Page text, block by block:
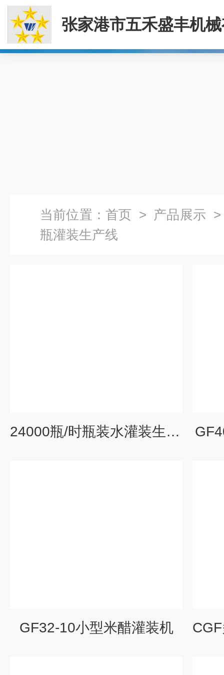
张家港市五禾盛丰机
当前位置： 首页 > 产品展示
瓶灌装生产线
24000瓶/时瓶装水灌装生产线
GF32-10小型米醋灌装机